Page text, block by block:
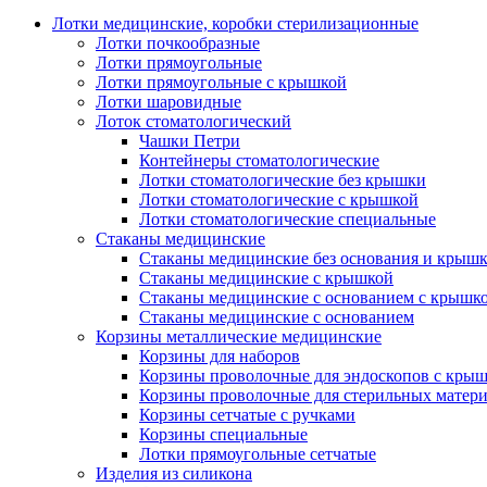
Лотки медицинские, коробки стерилизационные
Лотки почкообразные
Лотки прямоугольные
Лотки прямоугольные с крышкой
Лотки шаровидные
Лоток стоматологический
Чашки Петри
Контейнеры стоматологические
Лотки стоматологические без крышки
Лотки стоматологические с крышкой
Лотки стоматологические специальные
Стаканы медицинские
Стаканы медицинские без основания и
Стаканы медицинские с крышкой
Стаканы медицинские с основанием с
Стаканы медицинские с основанием
Корзины металлические медицинские
Корзины для наборов
Корзины проволочные для эндоскопов с
Корзины проволочные для стерильных
Корзины сетчатые с ручками
Корзины специальные
Лотки прямоугольные сетчатые
Изделия из силикона